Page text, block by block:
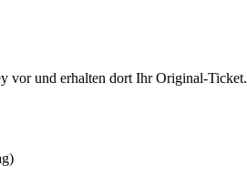
vor und erhalten dort Ihr Original-Ticket.